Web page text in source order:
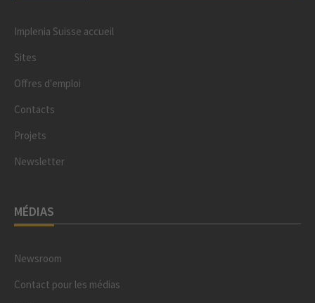
Implenia Suisse accueil
Sites
Offres d'emploi
Contacts
Projets
Newsletter
MÉDIAS
Newsroom
Contact pour les médias